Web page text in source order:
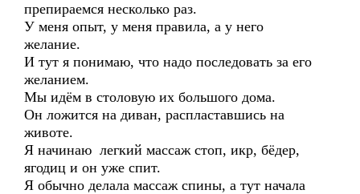
препираемся несколько раз.
У меня опыт, у меня правила, а у него
желание.
И тут я понимаю, что надо последовать за его
желанием.
Мы идём в столовую их большого дома.
Он ложится на диван, распластавшись на
животе.
Я начинаю легкий массаж стоп, икр, бёдер,
ягодиц и он уже спит.
Я обычно делала массаж спины, а тут начала